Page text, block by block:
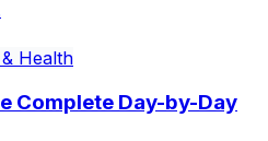
Health
Complete Day-by-Day